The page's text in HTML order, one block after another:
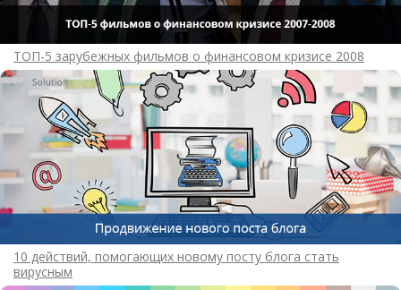
ТОП-5 зарубежных фильмов о финансовом кризисе 2008
10 действий, помогающих новому посту блога стать
вирусным